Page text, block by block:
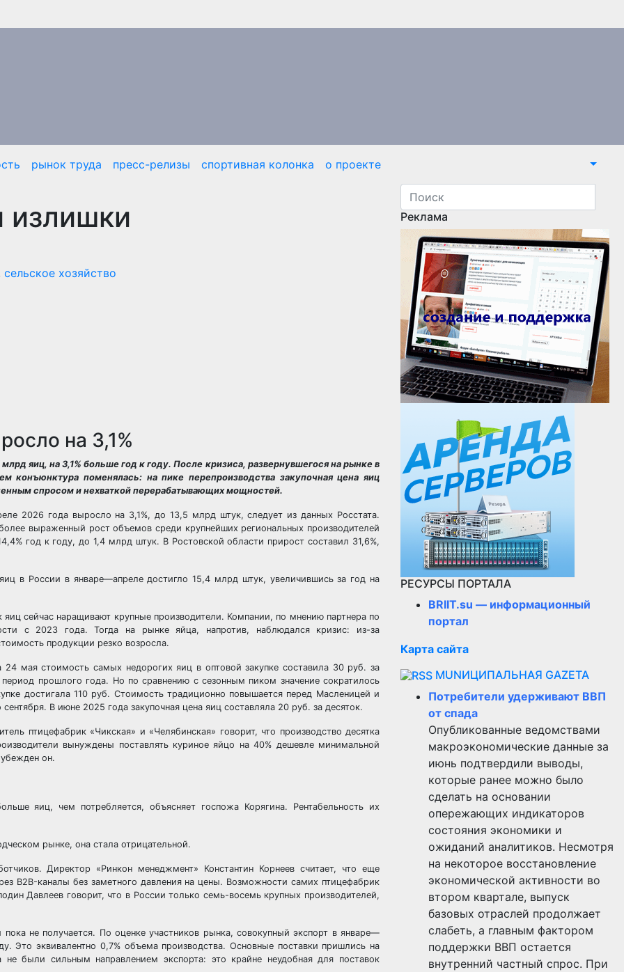
рынок труда пресс-релизы спортивная колонка
о проекте
излишки
сельское хозяйство
на 3,1%
яиц, на 3,1% больше год к году. После кризиса, развернувшегося на рынке в
поменялась: на пике перепроизводства закупочная цена яиц
спросом и нехваткой перерабатывающих мощностей.
2026 года выросло на 3,1%, до 13,5 млрд штук, следует из данных Росстата.
выраженный рост объемов среди крупнейших региональных производителей
год к году, до 1,4 млрд штук. В Ростовской области прирост составил 31,6%,
в России в январе—апреле достигло 15,4 млрд штук, увеличившись за год на
сейчас наращивают крупные производители. Компании, по мнению партнера по
с 2023 года. Тогда на рынке яйца, напротив, наблюдался кризис: из-за
продукции резко возросла.
мая стоимость самых недорогих яиц в оптовой закупке составила 30 руб. за
прошлого года. Но по сравнению с сезонным пиком значение сократилось
достигала 110 руб. Стоимость традиционно повышается перед Масленицей и
В июне 2025 года закупочная цена яиц составляла 20 руб. за десяток.
птицефабрик «Чикская» и «Челябинская» говорит, что производство десятка
вынуждены поставлять куриное яйцо на 40% дешевле минимальной
он.
яиц, чем потребляется, объясняет госпожа Корягина. Рентабельность их
рынке, она стала отрицательной.
Директор «Ринкон менеджмент» Константин Корнеев считает, что еще
B2B-каналы без заметного давления на цены. Возможности самих птицефабрик
Давлеев говорит, что в России только семь-восемь крупных производителей,
не получается. По оценке участников рынка, совокупный экспорт в январе—
Это эквивалентно 0,7% объема производства. Основные поставки пришлись на
были сильным направлением экспорта: это крайне неудобная для поставок
Реклама
РЕСУРСЫ ПОРТАЛА
BRIIT.su — информационный
портал
Карта сайта
MUNИЦИПАЛЬНАЯ GAZЕТА
Потребители удерживают ВВП
от спада
Опубликованные ведомствами
макроэкономические данные за
июнь подтвердили выводы,
которые ранее можно было
сделать на основании
опережающих индикаторов
состояния экономики и
ожиданий аналитиков. Несмотря
на некоторое восстановление
экономической активности во
втором квартале, выпуск
базовых отраслей продолжает
слабеть, а главным фактором
поддержки ВВП остается
внутренний частный спрос. При